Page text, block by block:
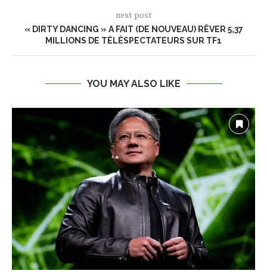
next post
« DIRTY DANCING » A FAIT (DE NOUVEAU) RÊVER 5,37
MILLIONS DE TÉLÉSPECTATEURS SUR TF1
YOU MAY ALSO LIKE